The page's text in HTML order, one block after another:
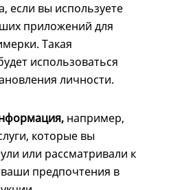
если вы используете
приложений для
Такая
использоваться
личности.
например,
которые вы
или рассматривали к
ваши предпочтения в